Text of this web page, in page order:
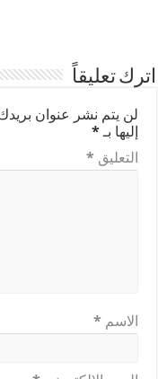
اترك تعليقاً
لن يتم نشر عنوان بريدك
إليها بـ *
التعليق *
الاسم *